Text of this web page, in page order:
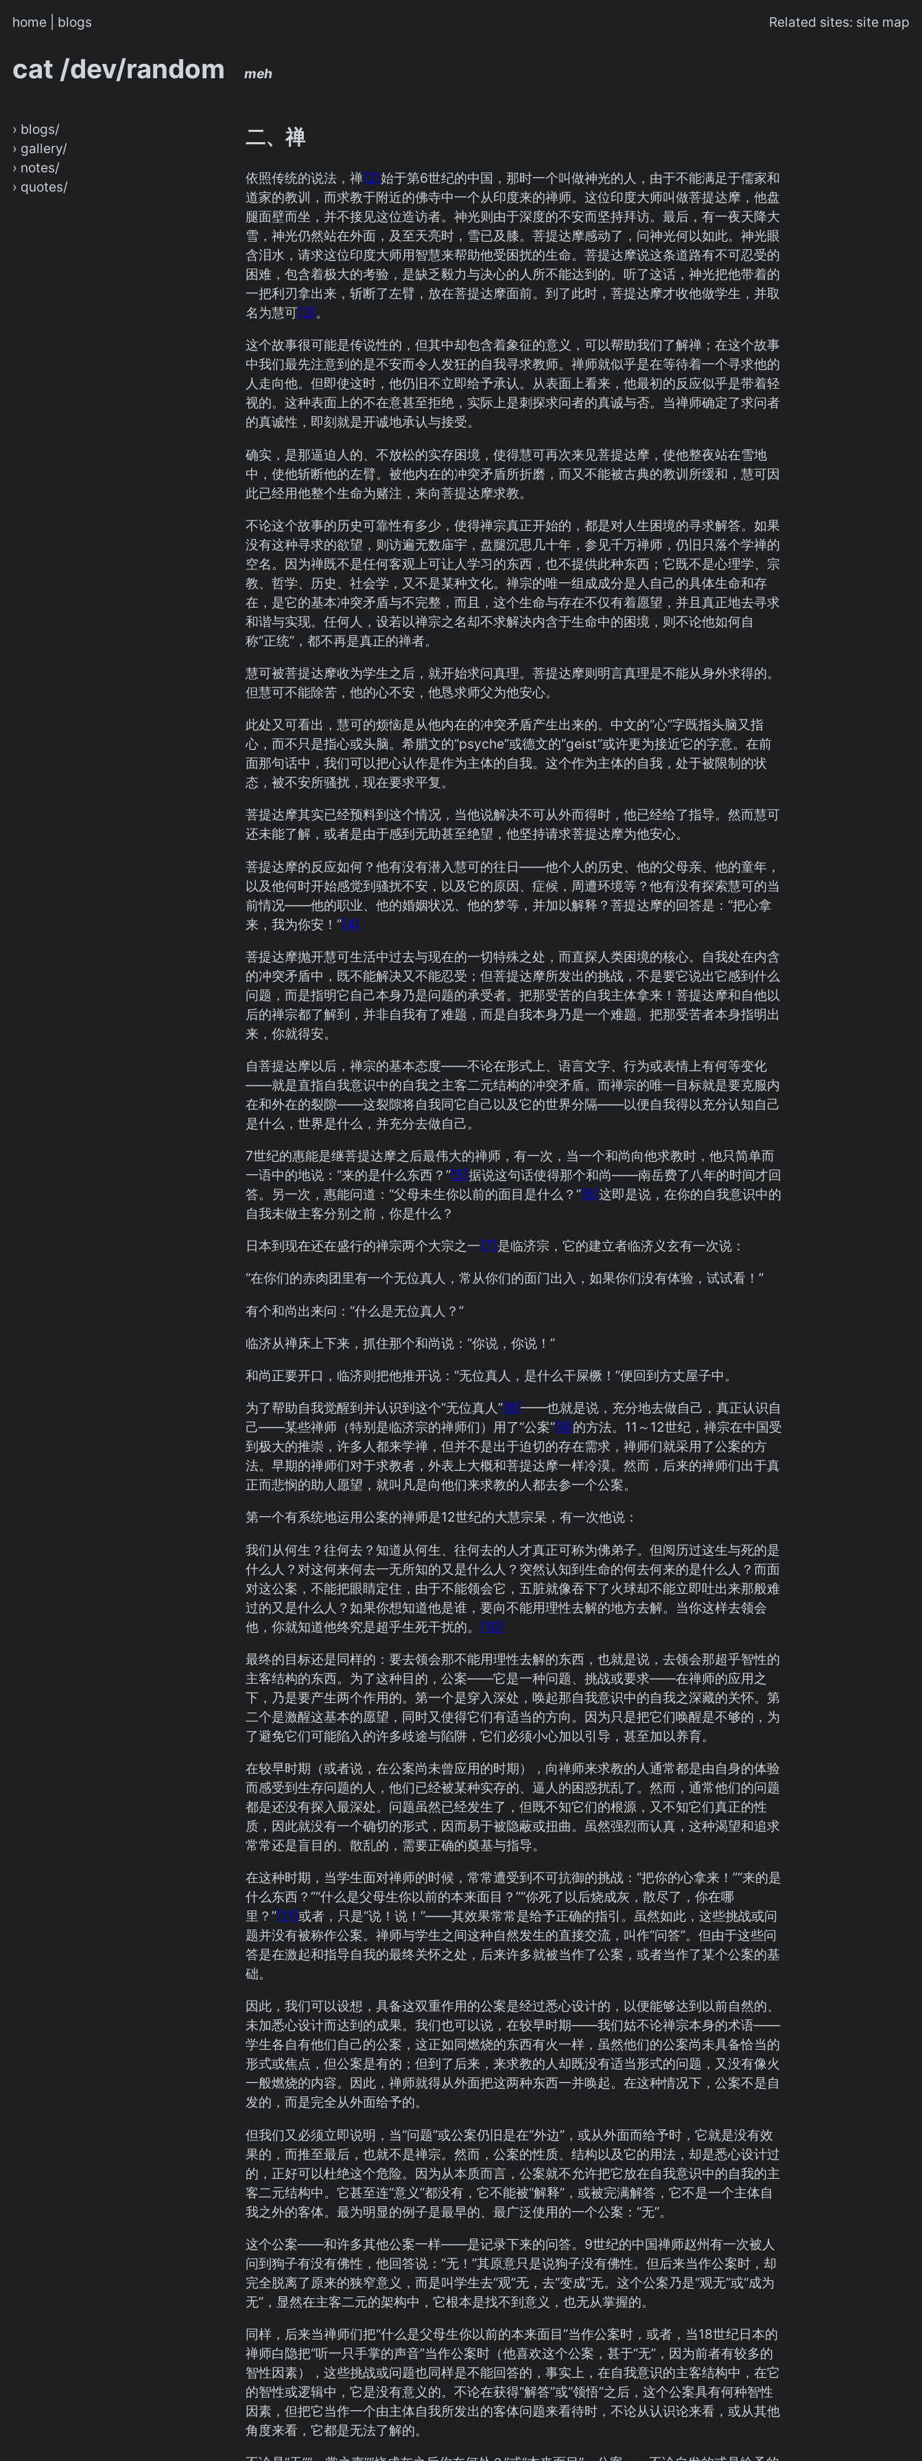
home blogs Related sites: site map
cat /dev/random meh
› blogs/
› gallery/
› notes/
› quotes/
二、禅
依照传统的说法，禅[2]始于第6世纪的中国，那时一个叫做神光的人，由于不能满足于儒家和
道家的教训，而求教于附近的佛寺中一个从印度来的禅师。这位印度大师叫做菩提达摩，他盘
腿面壁而坐，并不接见这位造访者。神光则由于深度的不安而坚持拜访。最后，有一夜天降大
雪，神光仍然站在外面，及至天亮时，雪已及膝。菩提达摩感动了，问神光何以如此。神光眼
含泪水，请求这位印度大师用智慧来帮助他受困扰的生命。菩提达摩说这条道路有不可忍受的
困难，包含着极大的考验，是缺乏毅力与决心的人所不能达到的。听了这话，神光把他带着的
一把利刃拿出来，斩断了左臂，放在菩提达摩面前。到了此时，菩提达摩才收他做学生，并取
名为慧可[3]。
这个故事很可能是传说性的，但其中却包含着象征的意义，可以帮助我们了解禅；在这个故事
中我们最先注意到的是不安而令人发狂的自我寻求教师。禅师就似乎是在等待着一个寻求他的
人走向他。但即使这时，他仍旧不立即给予承认。从表面上看来，他最初的反应似乎是带着轻
视的。这种表面上的不在意甚至拒绝，实际上是刺探求问者的真诚与否。当禅师确定了求问者
的真诚性，即刻就是开诚地承认与接受。
确实，是那逼迫人的、不放松的实存困境，使得慧可再次来见菩提达摩，使他整夜站在雪地
中，使他斩断他的左臂。被他内在的冲突矛盾所折磨，而又不能被古典的教训所缓和，慧可因
此已经用他整个生命为赌注，来向菩提达摩求教。
不论这个故事的历史可靠性有多少，使得禅宗真正开始的，都是对人生困境的寻求解答。如果
没有这种寻求的欲望，则访遍无数庙宇，盘腿沉思几十年，参见千万禅师，仍旧只落个学禅的
空名。因为禅既不是任何客观上可让人学习的东西，也不提供此种东西；它既不是心理学、宗
教、哲学、历史、社会学，又不是某种文化。禅宗的唯一组成成分是人自己的具体生命和存
在，是它的基本冲突矛盾与不完整，而且，这个生命与存在不仅有着愿望，并且真正地去寻求
和谐与实现。任何人，设若以禅宗之名却不求解决内含于生命中的困境，则不论他如何自
称“正统”，都不再是真正的禅者。
慧可被菩提达摩收为学生之后，就开始求问真理。菩提达摩则明言真理是不能从身外求得的。
但慧可不能除苦，他的心不安，他恳求师父为他安心。
此处又可看出，慧可的烦恼是从他内在的冲突矛盾产生出来的。中文的“心”字既指头脑又指
心，而不只是指心或头脑。希腊文的“psyche”或德文的“geist”或许更为接近它的字意。在前
面那句话中，我们可以把心认作是作为主体的自我。这个作为主体的自我，处于被限制的状
态，被不安所骚扰，现在要求平复。
菩提达摩其实已经预料到这个情况，当他说解决不可从外而得时，他已经给了指导。然而慧可
还未能了解，或者是由于感到无助甚至绝望，他坚持请求菩提达摩为他安心。
菩提达摩的反应如何？他有没有潜入慧可的往日——他个人的历史、他的父母亲、他的童年，
以及他何时开始感觉到骚扰不安，以及它的原因、症候，周遭环境等？他有没有探索慧可的当
前情况——他的职业、他的婚姻状况、他的梦等，并加以解释？菩提达摩的回答是：“把心拿
来，我为你安！”[4]
菩提达摩抛开慧可生活中过去与现在的一切特殊之处，而直探人类困境的核心。自我处在内含
的冲突矛盾中，既不能解决又不能忍受；但菩提达摩所发出的挑战，不是要它说出它感到什么
问题，而是指明它自己本身乃是问题的承受者。把那受苦的自我主体拿来！菩提达摩和自他以
后的禅宗都了解到，并非自我有了难题，而是自我本身乃是一个难题。把那受苦者本身指明出
来，你就得安。
自菩提达摩以后，禅宗的基本态度——不论在形式上、语言文字、行为或表情上有何等变化
——就是直指自我意识中的自我之主客二元结构的冲突矛盾。而禅宗的唯一目标就是要克服内
在和外在的裂隙——这裂隙将自我同它自己以及它的世界分隔——以便自我得以充分认知自己
是什么，世界是什么，并充分去做自己。
7世纪的惠能是继菩提达摩之后最伟大的禅师，有一次，当一个和尚向他求教时，他只简单而
一语中的地说：“来的是什么东西？”[5]据说这句话使得那个和尚——南岳费了八年的时间才回
答。另一次，惠能问道：“父母未生你以前的面目是什么？”[6]这即是说，在你的自我意识中的
自我未做主客分别之前，你是什么？
日本到现在还在盛行的禅宗两个大宗之一[7]是临济宗，它的建立者临济义玄有一次说：
“在你们的赤肉团里有一个无位真人，常从你们的面门出入，如果你们没有体验，试试看！”
有个和尚出来问：“什么是无位真人？”
临济从禅床上下来，抓住那个和尚说：“你说，你说！”
和尚正要开口，临济则把他推开说：“无位真人，是什么干屎橛！”便回到方丈屋子中。
为了帮助自我觉醒到并认识到这个“无位真人”[8]——也就是说，充分地去做自己，真正认识自
己——某些禅师（特别是临济宗的禅师们）用了“公案”[9]的方法。11～12世纪，禅宗在中国受
到极大的推崇，许多人都来学禅，但并不是出于迫切的存在需求，禅师们就采用了公案的方
法。早期的禅师们对于求教者，外表上大概和菩提达摩一样冷漠。然而，后来的禅师们出于真
正而悲悯的助人愿望，就叫凡是向他们来求教的人都去参一个公案。
第一个有系统地运用公案的禅师是12世纪的大慧宗杲，有一次他说：
我们从何生？往何去？知道从何生、往何去的人才真正可称为佛弟子。但阅历过这生与死的是
什么人？对这何来何去一无所知的又是什么人？突然认知到生命的何去何来的是什么人？而面
对这公案，不能把眼睛定住，由于不能领会它，五脏就像吞下了火球却不能立即吐出来那般难
过的又是什么人？如果你想知道他是谁，要向不能用理性去解的地方去解。当你这样去领会
他，你就知道他终究是超乎生死干扰的。 [10]
最终的目标还是同样的：要去领会那不能用理性去解的东西，也就是说，去领会那超乎智性的
主客结构的东西。为了这种目的，公案——它是一种问题、挑战或要求——在禅师的应用之
下，乃是要产生两个作用的。第一个是穿入深处，唤起那自我意识中的自我之深藏的关怀。第
二个是激醒这基本的愿望，同时又使得它们有适当的方向。因为只是把它们唤醒是不够的，为
了避免它们可能陷入的许多歧途与陷阱，它们必须小心加以引导，甚至加以养育。
在较早时期（或者说，在公案尚未曾应用的时期），向禅师来求教的人通常都是由自身的体验
而感受到生存问题的人，他们已经被某种实存的、逼人的困惑扰乱了。然而，通常他们的问题
都是还没有探入最深处。问题虽然已经发生了，但既不知它们的根源，又不知它们真正的性
质，因此就没有一个确切的形式，因而易于被隐蔽或扭曲。虽然强烈而认真，这种渴望和追求
常常还是盲目的、散乱的，需要正确的奠基与指导。
在这种时期，当学生面对禅师的时候，常常遭受到不可抗御的挑战：“把你的心拿来！”“来的是
什么东西？”“什么是父母生你以前的本来面目？”“你死了以后烧成灰，散尽了，你在哪
里？”[11]或者，只是“说！说！”——其效果常常是给予正确的指引。虽然如此，这些挑战或问
题并没有被称作公案。禅师与学生之间这种自然发生的直接交流，叫作“问答”。但由于这些问
答是在激起和指导自我的最终关怀之处，后来许多就被当作了公案，或者当作了某个公案的基
础。
因此，我们可以设想，具备这双重作用的公案是经过悉心设计的，以便能够达到以前自然的、
未加悉心设计而达到的成果。我们也可以说，在较早时期——我们姑不论禅宗本身的术语——
学生各自有他们自己的公案，这正如同燃烧的东西有火一样，虽然他们的公案尚未具备恰当的
形式或焦点，但公案是有的；但到了后来，来求教的人却既没有适当形式的问题，又没有像火
一般燃烧的内容。因此，禅师就得从外面把这两种东西一并唤起。在这种情况下，公案不是自
发的，而是完全从外面给予的。
但我们又必须立即说明，当“问题”或公案仍旧是在“外边”，或从外面而给予时，它就是没有效
果的，而推至最后，也就不是禅宗。然而，公案的性质、结构以及它的用法，却是悉心设计过
的，正好可以杜绝这个危险。因为从本质而言，公案就不允许把它放在自我意识中的自我的主
客二元结构中。它甚至连“意义”都没有，它不能被“解释”，或被完满解答，它不是一个主体自
我之外的客体。最为明显的例子是最早的、最广泛使用的一个公案：“无”。
这个公案——和许多其他公案一样——是记录下来的问答。9世纪的中国禅师赵州有一次被人
问到狗子有没有佛性，他回答说：“无！”其原意只是说狗子没有佛性。但后来当作公案时，却
完全脱离了原来的狭窄意义，而是叫学生去“观”无，去“变成”无。这个公案乃是“观无”或“成为
无”，显然在主客二元的架构中，它根本是找不到意义，也无从掌握的。
同样，后来当禅师们把“什么是父母生你以前的本来面目”当作公案时，或者，当18世纪日本的
禅师白隐把“听一只手掌的声音”当作公案时（他喜欢这个公案，甚于“无”，因为前者有较多的
智性因素），这些挑战或问题也同样是不能回答的，事实上，在自我意识的主客结构中，在它
的智性或逻辑中，它是没有意义的。不论在获得“解答”或“领悟”之后，这个公案具有何种智性
因素，但把它当作一个由主体自我所发出的客体问题来看待时，不论从认识论来看，或从其他
角度来看，它都是无法了解的。